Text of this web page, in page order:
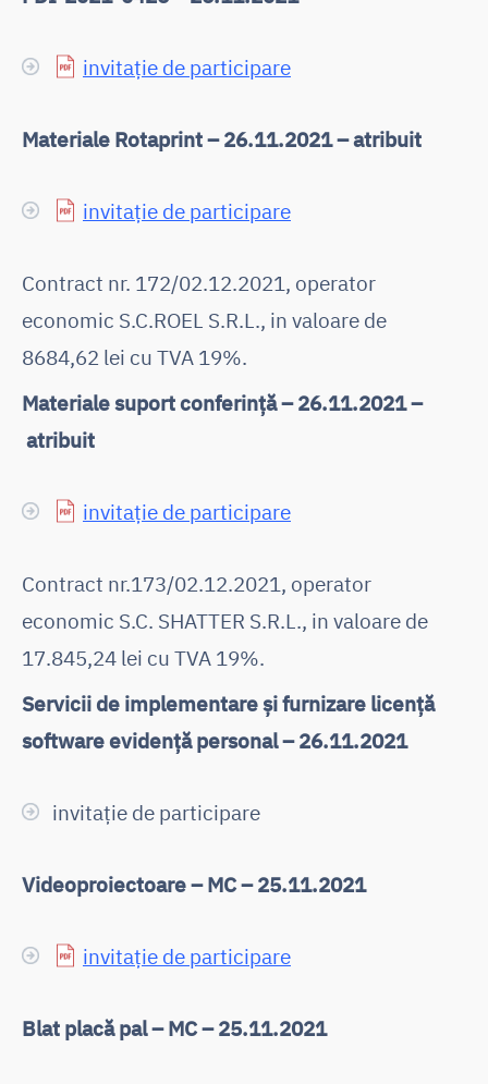
invitație de participare
Materiale Rotaprint – 26.11.2021 – atribuit
invitație de participare
Contract nr. 172/02.12.2021, operator
economic S.C.ROEL S.R.L., in valoare de
8684,62 lei cu TVA 19%.
Materiale suport conferință – 26.11.2021 –
atribuit
invitație de participare
Contract nr.173/02.12.2021, operator
economic S.C. SHATTER S.R.L., in valoare de
17.845,24 lei cu TVA 19%.
Servicii de implementare și furnizare licență
software evidență personal – 26.11.2021
invitație de participare
Videoproiectoare – MC – 25.11.2021
invitație de participare
Blat placă pal – MC – 25.11.2021